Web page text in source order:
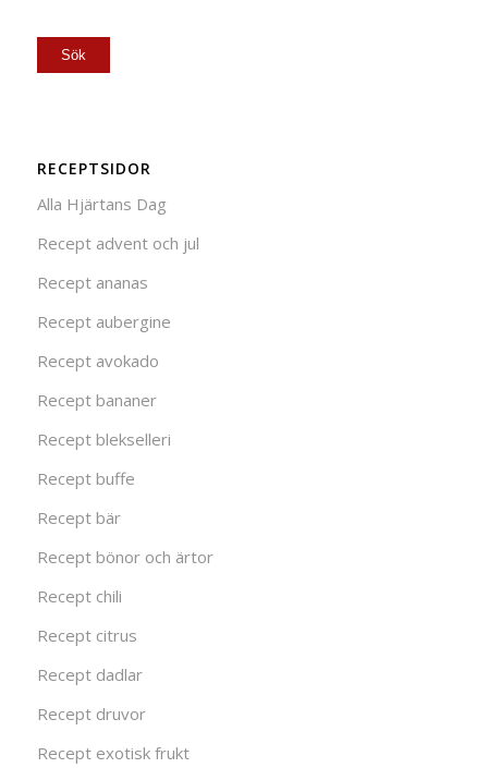
RECEPTSIDOR
Alla Hjärtans Dag
Recept advent och jul
Recept ananas
Recept aubergine
Recept avokado
Recept bananer
Recept blekselleri
Recept buffe
Recept bär
Recept bönor och ärtor
Recept chili
Recept citrus
Recept dadlar
Recept druvor
Recept exotisk frukt